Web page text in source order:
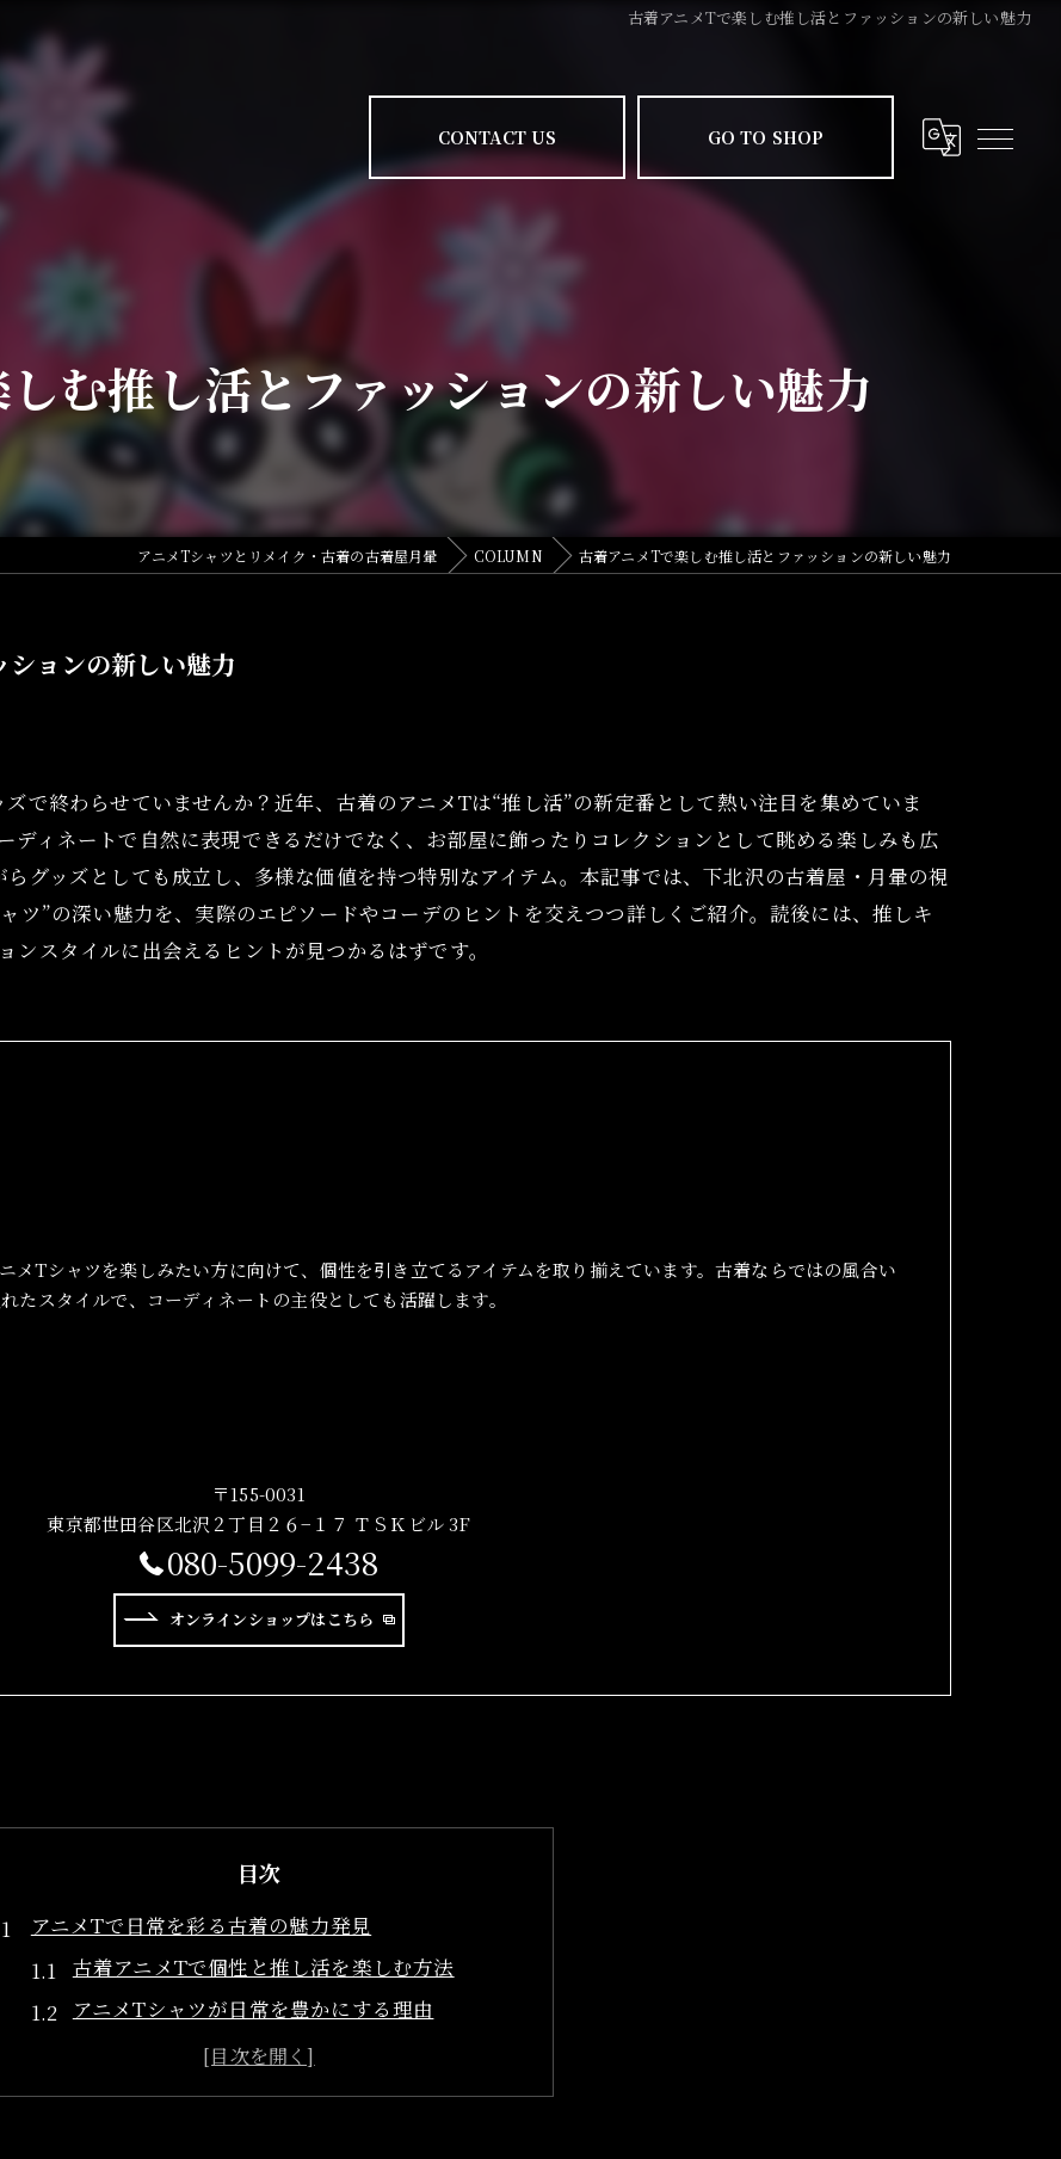
古着アニメTで楽しむ推し活とファッションの新しい魅力
CONTACT US GO TO SHOP
む推し活とファッションの新しい魅力
アニメTシャツとリメイク・古着の古着屋月暈 COLUMN 古着アニメTで楽しむ推し活とファッションの新しい魅力
ョンの新しい魅力
で終わらせていませんか？近年、古着のアニメTは“推し活”の新定番として熱い注目を集めていま
ディネートで自然に表現できるだけでなく、お部屋に飾ったりコレクションとして眺める楽しみも広
グッズとしても成立し、多様な価値を持つ特別なアイテム。本記事では、下北沢の古着屋・月暈の視
ツ”の深い魅力を、実際のエピソードやコーデのヒントを交えつつ詳しくご紹介。読後には、推しキ
スタイルに出会えるヒントが見つかるはずです。
メTシャツを楽しみたい方に向けて、個性を引き立てるアイテムを取り揃えています。古着ならではの風合い
たスタイルで、コーディネートの主役としても活躍します。
〒155-0031
東京都世田谷区北沢２丁目２６−１７ ＴＳＫビル 3F
080-5099-2438
オンラインショップはこちら
目次
アニメTで日常を彩る古着の魅力発見
古着アニメTで個性と推し活を楽しむ方法
アニメTシャツが日常を豊かにする理由
古着アニメTの人気とファッション性の魅力
推し活と古着アニメTの新しい楽しみ方